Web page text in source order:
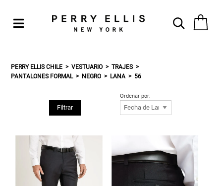
PERRY ELLIS CHILE VESTUARIO
TRAJES
PANTALONES FORMAL
NEGRO LANA 56
Filtrar
Ordenar por: